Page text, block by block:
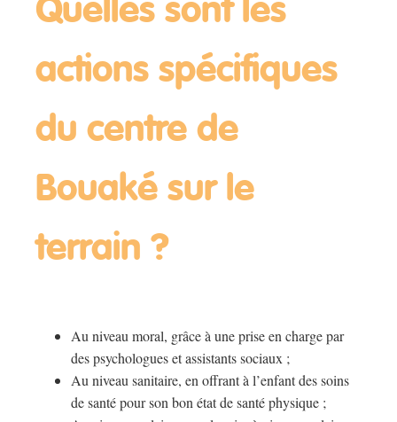
actions spécifiques
du centre de
Bouaké sur le
terrain ?
Au niveau moral, grâce à une prise en charge par
des psychologues et assistants sociaux ;
Au niveau sanitaire, en offrant à l’enfant des soins
de santé pour son bon état de santé physique ;